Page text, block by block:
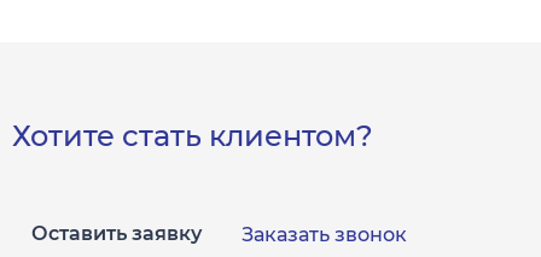
Хотите стать клиентом?
Оставить заявку Заказать звонок